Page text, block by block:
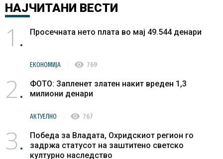
НАЈЧИТАНИ ВЕСТИ
1 Просечната нето плата во мај 49.544 денари
ЕКОНОМИЈА visibility 769
2
ФОТО: Запленет златен накит вреден 1,3
милиони денари
АКТУЕЛНО visibility 767
3
Победа за Владата, Охридскиот регион го
задржа статусот на заштитено светско
културно наследство